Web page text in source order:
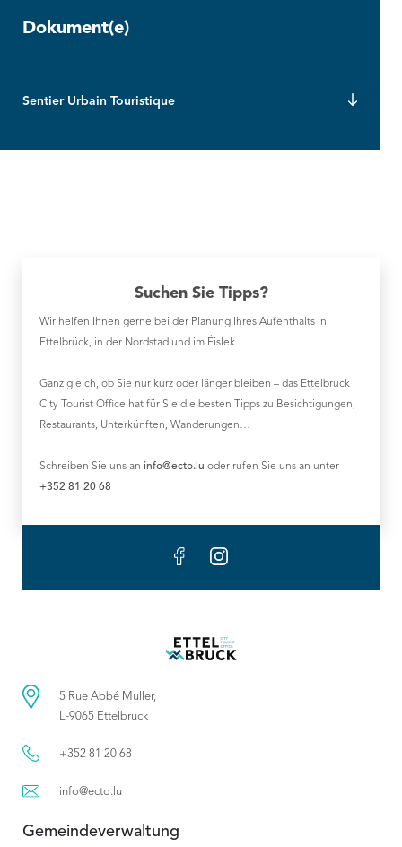
Dokument(e)
Sentier Urbain Touristique
Suchen Sie Tipps?
Wir helfen Ihnen gerne bei der Planung Ihres Aufenthalts in
Ettelbrück, in der Nordstad und im Éislek.
Ganz gleich, ob Sie nur kurz oder länger bleiben – das Ettelbruck
City Tourist Office hat für Sie die besten Tipps zu Besichtigungen,
Restaurants, Unterkünften, Wanderungen…
Schreiben Sie uns an info@ecto.lu oder rufen Sie uns an unter
+352 81 20 68
5 Rue Abbé Muller,
L-9065 Ettelbruck
+352 81 20 68
info@ecto.lu
Gemeindeverwaltung